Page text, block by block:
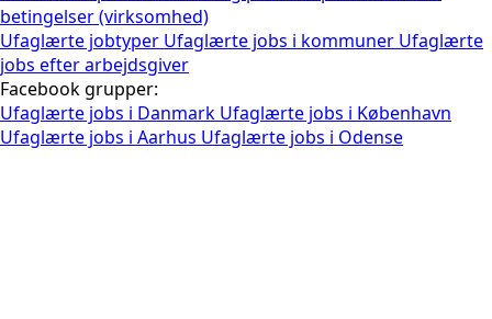
betingelser (virksomhed)
Ufaglærte jobtyper Ufaglærte jobs i kommuner Ufaglærte
jobs efter arbejdsgiver
Facebook grupper:
Ufaglærte jobs i Danmark Ufaglærte jobs i København
Ufaglærte jobs i Aarhus Ufaglærte jobs i Odense